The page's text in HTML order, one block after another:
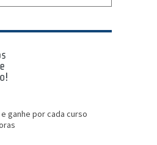
ganhe por cada curso